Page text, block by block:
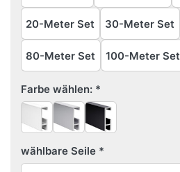
20-Meter Set 30-Meter Set
80-Meter Set 100-Meter Set
Farbe wählen:
wählbare Seile